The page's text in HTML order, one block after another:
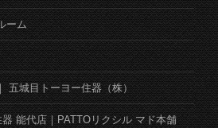
ーム
五城目トーヨー住器（株）
能代店｜PATTOリクシル マド本舗